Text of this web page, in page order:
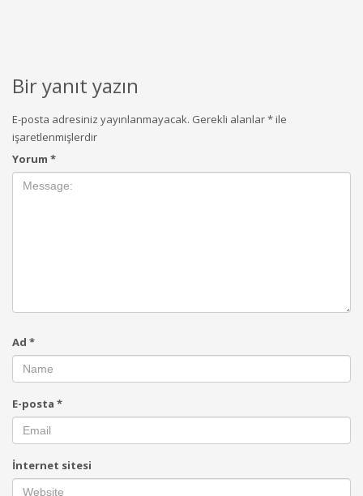
Bir yanıt yazın
E-posta adresiniz yayınlanmayacak. Gerekli alanlar*ile
işaretlenmişlerdir
Yorum *
Ad *
E-posta *
İnternet sitesi